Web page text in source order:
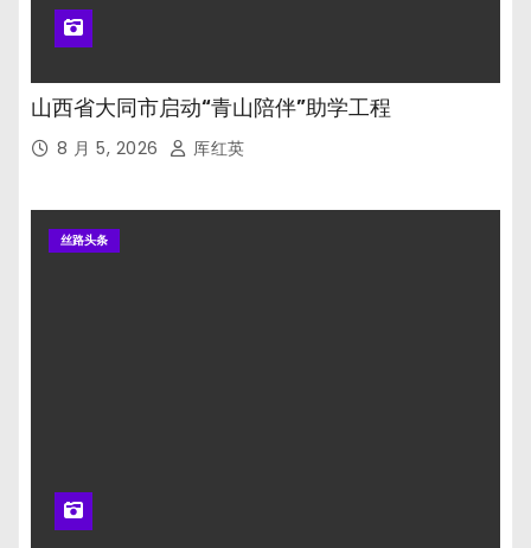
山西省大同市启动“青山陪伴”助学工程
8 月 5, 2026 厍红英
丝路头条